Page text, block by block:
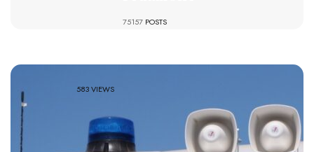
75157 POSTS
583 VIEWS